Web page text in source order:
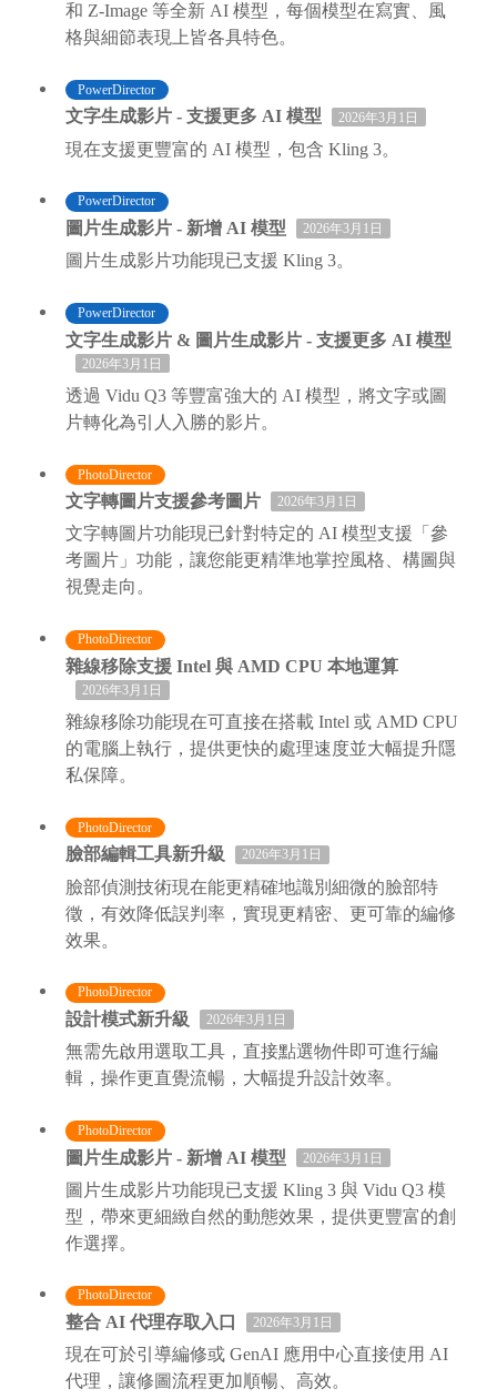
和 Z-Image 等全新 AI 模型，每個模型在寫實、風
格與細節表現上皆各具特色。
PowerDirector
文字生成影片 - 支援更多 AI 模型 2026年3月1日
現在支援更豐富的 AI 模型，包含 Kling 3。
PowerDirector
圖片生成影片 - 新增 AI 模型 2026年3月1日
圖片生成影片功能現已支援 Kling 3。
PowerDirector
文字生成影片 & 圖片生成影片 - 支援更多 AI 模型
2026年3月1日
透過 Vidu Q3 等豐富強大的 AI 模型，將文字或圖
片轉化為引人入勝的影片。
PhotoDirector
文字轉圖片支援參考圖片 2026年3月1日
文字轉圖片功能現已針對特定的 AI 模型支援「參
考圖片」功能，讓您能更精準地掌控風格、構圖與
視覺走向。
PhotoDirector
雜線移除支援 Intel 與 AMD CPU 本地運算
2026年3月1日
雜線移除功能現在可直接在搭載 Intel 或 AMD CPU
的電腦上執行，提供更快的處理速度並大幅提升隱
私保障。
PhotoDirector
臉部編輯工具新升級 2026年3月1日
臉部偵測技術現在能更精確地識別細微的臉部特
徵，有效降低誤判率，實現更精密、更可靠的編修
效果。
PhotoDirector
設計模式新升級 2026年3月1日
無需先啟用選取工具，直接點選物件即可進行編
輯，操作更直覺流暢，大幅提升設計效率。
PhotoDirector
圖片生成影片 - 新增 AI 模型 2026年3月1日
圖片生成影片功能現已支援 Kling 3 與 Vidu Q3 模
型，帶來更細緻自然的動態效果，提供更豐富的創
作選擇。
PhotoDirector
整合 AI 代理存取入口 2026年3月1日
現在可於引導編修或 GenAI 應用中心直接使用 AI
代理，讓修圖流程更加順暢、高效。